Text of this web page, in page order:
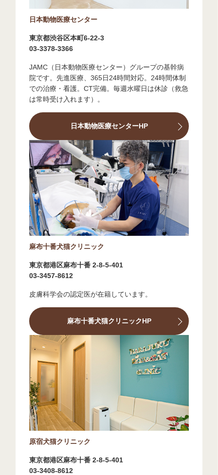
日本動物医療センター
東京都渋谷区本町6-22-3
03-3378-3366
JAMC（日本動物医療センター）グループの基幹病
院です。先進医療、365日24時間対応。24時間体制
での治療・看護。CT完備。毎週水曜日は休診（救急
は常時受け入れます）。
日本動物医療センターHP
麻布十番犬猫クリニック
東京都港区麻布十番 2-8-5-401
03-3457-8612
皮膚科学会の認定医が在籍しています。
麻布十番犬猫クリニックHP
原宿犬猫クリニック
東京都港区麻布十番 2-8-5-401
03-3408-8612